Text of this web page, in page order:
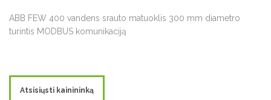
ABB FEW 400 vandens srauto matuoklis 300 mm diametro
turintis MODBUS komunikaciją
Atsisiųsti kainininką